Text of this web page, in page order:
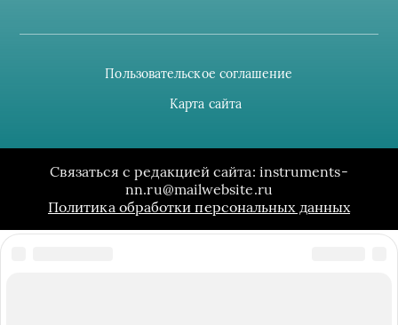
Пользовательское соглашение
Карта сайта
Связаться с редакцией сайта: instruments-
nn.ru@mailwebsite.ru
Политика обработки персональных данных